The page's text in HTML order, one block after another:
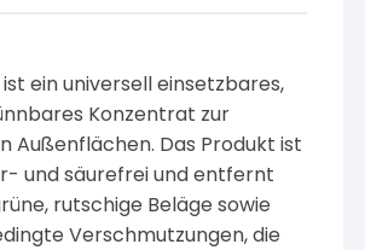
ein universell einsetzbares,
Konzentrat zur
Außenflächen. Das Produkt ist
und säurefrei und entfernt
rutschige Beläge sowie
Verschmutzungen, die